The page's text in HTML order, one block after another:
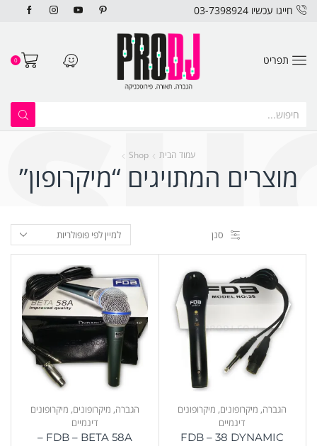
חייגו עכשיו 03-7398924
תפריט 0
עמוד הבית Shop
מוצרים המתויגים “מיקרופון”
סנן
הגברה, מיקרופונים, מיקרופונים
דינמיים
FDB – 38 DYNAMIC
הגברה, מיקרופונים, מיקרופונים
דינמיים
FDB – BETA 58A –